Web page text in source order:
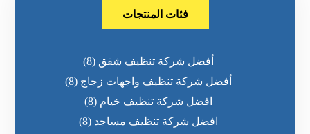
فئات المنتجات
أفضل شركة تنظيف شقق (8)
أفضل شركة تنظيف واجهات زجاج (8)
افضل شركة تنظيف خيام (8)
افضل شركة تنظيف مساجد (8)